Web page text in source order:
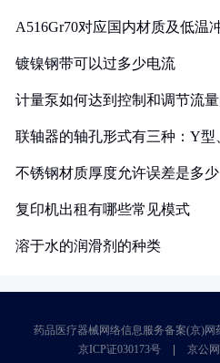
A516Gr70对应国内材质及低温
镀镍钢带可以过多少电流
计量泵如何达到控制和调节流
联轴器的轴孔形式有三种：Y型
不锈钢材质厚度允许误差是多少
复印机出租有哪些常见模式
溶于水的润滑剂的种类
药品医疗器械网络信息服务备案(京)网
京ICP证030173号
京公